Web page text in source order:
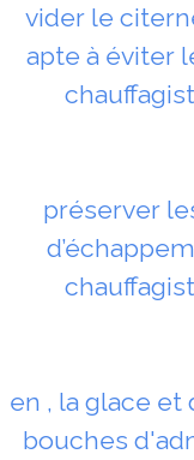
vider le
apte à éviter
préserver
en , la glace
bouches